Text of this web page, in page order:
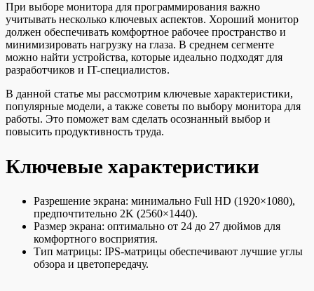
При выборе монитора для программирования важно
учитывать несколько ключевых аспектов. Хороший монитор
должен обеспечивать комфортное рабочее пространство и
минимизировать нагрузку на глаза. В среднем сегменте
можно найти устройства, которые идеально подходят для
разработчиков и IT-специалистов.
В данной статье мы рассмотрим ключевые характеристики,
популярные модели, а также советы по выбору монитора для
работы. Это поможет вам сделать осознанный выбор и
повысить продуктивность труда.
Ключевые характеристики
Разрешение экрана: минимально Full HD (1920×1080),
предпочтительно 2K (2560×1440).
Размер экрана: оптимально от 24 до 27 дюймов для
комфортного восприятия.
Тип матрицы: IPS-матрицы обеспечивают лучшие углы
обзора и цветопередачу.